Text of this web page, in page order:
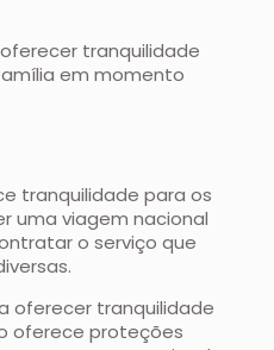
tranquilidade
em momento
tranquilidade para os
uma viagem nacional
o serviço que
oferecer tranquilidade
oferece proteções